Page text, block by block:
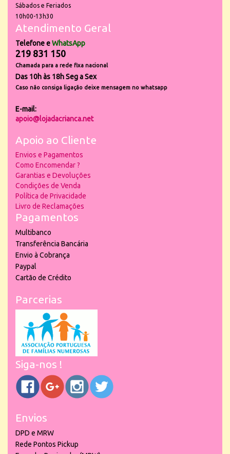
Sábados e Feriados
10h00-13h30
Atendimento Geral
Telefone eWhatsApp
219 831 150
Chamada para a rede fixa nacional
Das 10h às 18h Seg a Sex
Caso não consiga ligação deixe mensagem no whatsapp
E-mail:
apoio@lojadacrianca.net
Apoio ao Cliente
Envios e Pagamentos
Como Encomendar ?
Garantias e Devoluções
Condições de Venda
Política de Privacidade
Livro de Reclamações
Pagamentos
Multibanco
Transferência Bancária
Envio à Cobrança
Paypal
Cartão de Crédito
Parcerias
Siga-nos !
Envios
DPD e MRW
Rede Pontos Pickup